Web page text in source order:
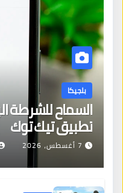
بلجيكا
السماح للشرطة
تطبيق تيك توك
7 أغسطس، 2026